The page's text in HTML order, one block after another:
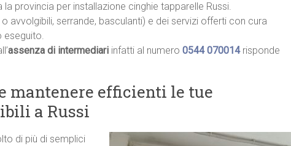
la provincia per installazione cinghie tapparelle Russi.
avvolgibili, serrande, basculanti) e dei servizi offerti con cura
eseguito.
assenza di intermediari infatti al numero 0544 070014 risponde
mantenere efficienti le tue
a Russi
di più di semplici